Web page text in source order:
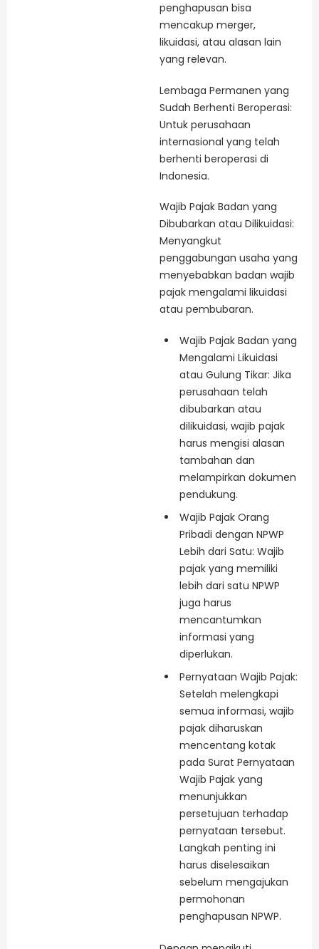
penghapusan bisa
mencakup merger,
likuidasi, atau alasan lain
yang relevan.
Lembaga Permanen yang
Sudah Berhenti Beroperasi:
Untuk perusahaan
internasional yang telah
berhenti beroperasi di
Indonesia.
Wajib Pajak Badan yang
Dibubarkan atau Dilikuidasi:
Menyangkut
penggabungan usaha yang
menyebabkan badan wajib
pajak mengalami likuidasi
atau pembubaran.
Wajib Pajak Badan yang
Mengalami Likuidasi
atau Gulung Tikar: Jika
perusahaan telah
dibubarkan atau
dilikuidasi, wajib pajak
harus mengisi alasan
tambahan dan
melampirkan dokumen
pendukung.
Wajib Pajak Orang
Pribadi dengan NPWP
Lebih dari Satu: Wajib
pajak yang memiliki
lebih dari satu NPWP
juga harus
mencantumkan
informasi yang
diperlukan.
Pernyataan Wajib Pajak:
Setelah melengkapi
semua informasi, wajib
pajak diharuskan
mencentang kotak
pada Surat Pernyataan
Wajib Pajak yang
menunjukkan
persetujuan terhadap
pernyataan tersebut.
Langkah penting ini
harus diselesaikan
sebelum mengajukan
permohonan
penghapusan NPWP.